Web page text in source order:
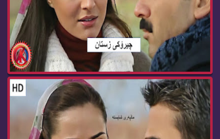
زنجیره‌ درامای چیرۆكی زستان ئه‌ڵقه‌ی 89 cheroke...